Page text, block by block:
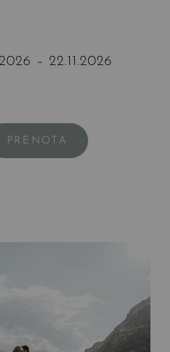
– 22.11.2026
PRENOTA